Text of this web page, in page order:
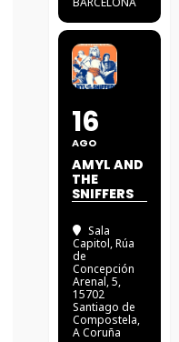
16
AGO
AMYL AND
THE
SNIFFERS
Sala
Capitol, Rúa
de
Concepción
Arenal, 5,
15702
Santiago de
Compostela,
A Coruña